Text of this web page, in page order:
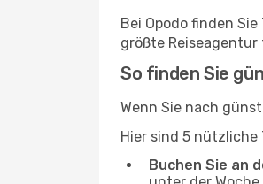
Bei Opodo finden
größte
So finden Sie
Wenn Sie nach
Hier sind 5 nützliche
Buchen Sie an